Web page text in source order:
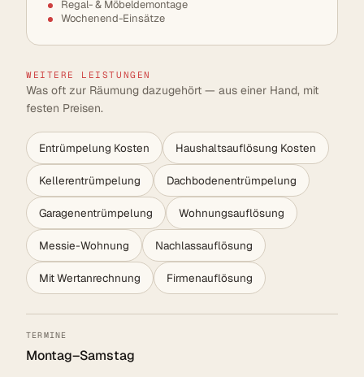
Regal- & Möbeldemontage
Wochenend-Einsätze
WEITERE LEISTUNGEN
Was oft zur Räumung dazugehört — aus einer Hand, mit
festen Preisen.
Entrümpelung Kosten Haushaltsauflösung Kosten
Kellerentrümpelung Dachbodenentrümpelung
Garagenentrümpelung Wohnungsauflösung
Messie-Wohnung Nachlassauflösung
Mit Wertanrechnung Firmenauflösung
TERMINE
Montag–Samstag